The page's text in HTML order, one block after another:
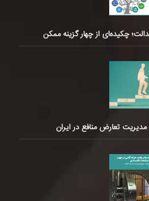
چکیده‌ای از چهار گزینه ممکن